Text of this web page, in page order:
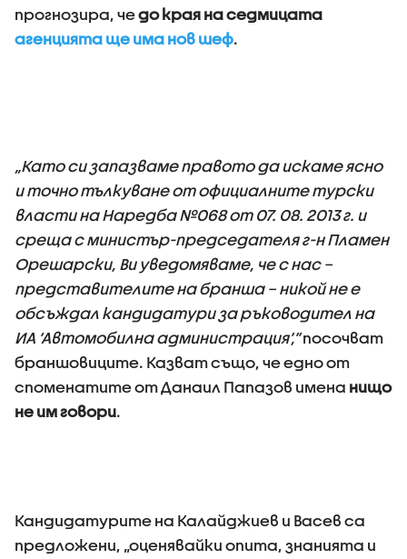
прогнозира, чедо края на седмицата
агенцията ще има нов шеф.
„Като си запазваме правото да искаме ясно
и точно тълкуване от официалните турски
власти на Наредба №068 от 07. 08. 2013 г. и
среща с министър-председателя г-н Пламен
Орешарски, Ви уведомяваме, че с нас –
представителите на бранша – никой не е
обсъждал кандидатури за ръководител на
ИА ‘Автомобилна администрация’,”посочват
браншовиците. Казват също, че едно от
споменатите от Данаил Папазов имена нищо
не им говори.
Кандидатурите на Калайджиев и Васев са
предложени, „оценявайки опита, знанията и